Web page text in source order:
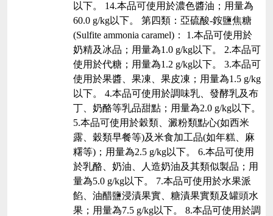
以下。 14.本品可使用於濃色醬油；用量為
60.0 g/kg以下。 第四類：亞硫酸-銨鹽焦糖
(Sulfite ammonia caramel)： 1.本品可使用於
奶精及冰品；用量為1.0 g/kg以下。 2.本品可
使用於代糖；用量為1.2 g/kg以下。 3.本品可
使用於果醬、果凍、果皮凍；用量為1.5 g/kg
以下。 4.本品可使用於調味乳、發酵乳及布
丁、奶酪等乳品甜點；用量為2.0 g/kg以下。
5.本品可使用於穀類、澱粉類點心(如西米
露、穀類早餐等)及米食加工品(如年糕、麻
糬等)；用量為2.5 g/kg以下。 6.本品可使用
於乳酪、奶油、人造奶油及其類似製品；用
量為5.0 g/kg以下。 7.本品可使用於水果派
餡、油醋鹽浸漬果實、糖漬果實類及罐頭水
果；用量為7.5 g/kg以下。 8.本品可使用於調